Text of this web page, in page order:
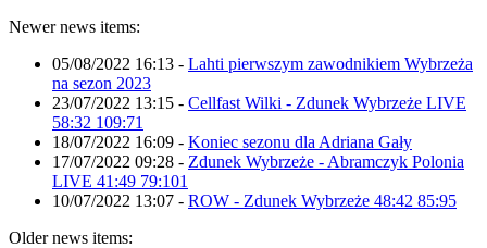
Newer news items:
05/08/2022 16:13 - Lahti pierwszym zawodnikiem Wybrzeża
na sezon 2023
23/07/2022 13:15 - Cellfast Wilki - Zdunek Wybrzeże LIVE
58:32 109:71
18/07/2022 16:09 - Koniec sezonu dla Adriana Gały
17/07/2022 09:28 - Zdunek Wybrzeże - Abramczyk Polonia
LIVE 41:49 79:101
10/07/2022 13:07 - ROW - Zdunek Wybrzeże 48:42 85:95
Older news items: